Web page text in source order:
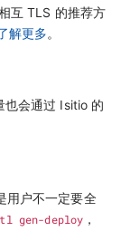
互 TLS 的推荐方
解更多。
也会通过 Isitio 的
用户不一定要全
gen-deploy ，